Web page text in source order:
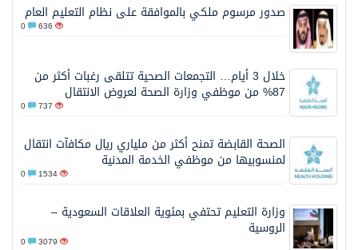
صدور مرسوم ملكي بالموافقة على نظام التعليم العام
636
خلال 3 أيام… التجمعات الصحية تتلقى رغبات أكثر من
87% من موظفي وزارة الصحة لعروض الانتقال
737
الصحة القابضة تمنح أكثر من ملياري ريال مكافآت انتقال
لمنسوبيها من موظفي الخدمة المدنية
1534
وزارة التعليم تحتفي بمئوية العلاقات السعودية –
الروسية
3079